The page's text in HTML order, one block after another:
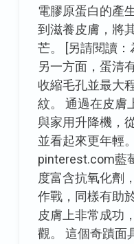
電膠原蛋白的產
到滋養皮膚，將
芒。 [另請閱讀
另一方面，蛋清
收縮毛孔並最大
紋。 通過在皮膚
與家用升降機，
並看起來更年輕
pinterest.com藍
度富含抗氧化劑
作戰，同樣有助
皮膚上非常成功
觀。 這個奇蹟面